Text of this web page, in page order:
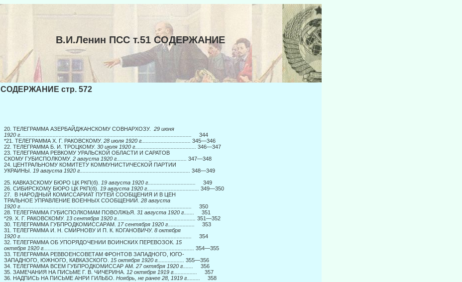
В.И.Ленин ПСС т.51 СОДЕРЖАНИЕ
СОДЕРЖАНИЕ стр. 572
20. ТЕЛЕГРАММА АЗЕРБАЙДЖАНСКОМУ СОВНАРХОЗУ. 29 июня
1920 г...................................................................................................................
344
*21. ТЕЛЕГРАММА X. Г. РАКОВСКОМУ. 28 июля 1920 г................................. 345—346
22. ТЕЛЕГРАММА Б. И. ТРОЦКОМУ. 30 июля 1920 г......................................... 346—347
23. ТЕЛЕГРАММА РЕВКОМУ УРАЛЬСКОЙ ОБЛАСТИ И САРАТОВ­
СКОМУ ГУБИСПОЛКОМУ. 2 августа 1920 г............................................... 347—348
24. ЦЕНТРАЛЬНОМУ КОМИТЕТУ КОММУНИСТИЧЕСКОЙ ПАРТИИ
УКРАИНЫ. 19 августа 1920 г.......................................................................... 348—349
25. КАВКАЗСКОМУ БЮРО ЦК РКП(б). 19 августа 1920 г................................
349
26. СИБИРСКОМУ БЮРО ЦК РКП(б). 19 августа 1920 г................................... 349—350
27. В НАРОДНЫЙ КОМИССАРИАТ ПУТЕЙ СООБЩЕНИЯ И В ЦЕН­
ТРАЛЬНОЕ УПРАВЛЕНИЕ ВОЕННЫХ СООБЩЕНИЙ. 28 августа
1920 г...................................................................................................................
350
28. ТЕЛЕГРАММА ГУБИСПОЛКОМАМ ПОВОЛЖЬЯ. 31 августа 1920 г.......
351
*29. X. Г. РАКОВСКОМУ. 13 сентября 1920 г..................................................... 351—352
30. ТЕЛЕГРАММА ГУБПРОДКОМИССАРAM. 17 сентября 1920 г..................
353
31. ТЕЛЕГРАММА И. Н. СМИРНОВУ И П. К. КОГАНОВИЧУ. 8 октября
1920 г...................................................................................................................
354
32. ТЕЛЕГРАММА ОБ УПОРЯДОЧЕНИИ ВОИНСКИХ ПЕРЕВОЗОК. 15
октября 1920 г..................................................................................................... 354—355
33. ТЕЛЕГРАММА РЕВВОЕНСОВЕТАМ ФРОНТОВ ЗАПАДНОГО, ЮГО-
ЗАПАДНОГО, ЮЖНОГО, КАВКАЗСКОГО. 15 октября 1920 г.................. 355—356
34. ТЕЛЕГРАММА ВСЕМ ГУБПРОДКОМИССАР AM. 27 октября 1920 г.......
356
35. ЗАМЕЧАНИЯ НА ПИСЬМЕ Г. В. ЧИЧЕРИНА. 12 октября 1919 г................
357
36. НАДПИСЬ НА ПИСЬМЕ АНРИ ГИЛЬБО. Ноябрь, не ранее 28, 1919 г......... 358